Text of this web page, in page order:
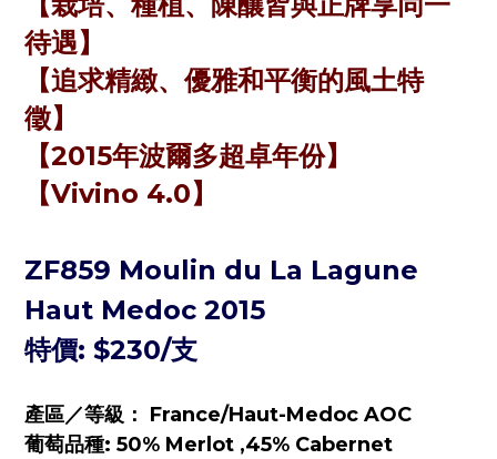
待遇】
【追求精緻、優雅和平衡的風土特
徵】
【2015年波爾多超卓年份】
【Vivino 4.0】
ZF859 Moulin du La Lagune
Haut Medoc 2015
特價: $230/支
產區／等級： France/Haut-Medoc AOC
葡萄品種: 50% Merlot ,45% Cabernet